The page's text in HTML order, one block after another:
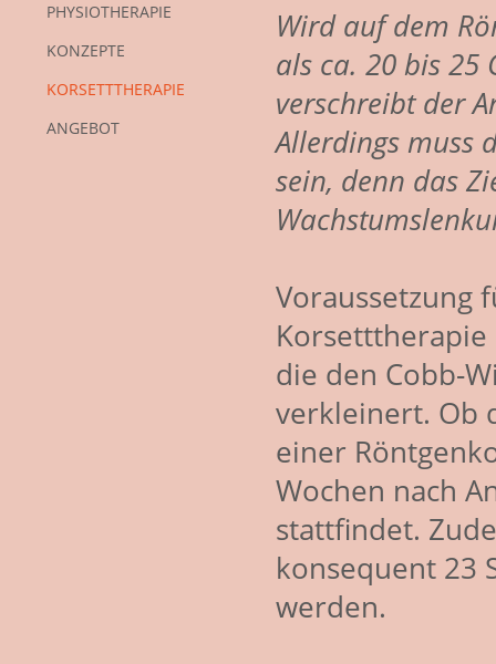
PHYSIOTHERAPIE
KONZEPTE
KORSETTTHERAPIE
ANGEBOT
Wird auf dem
als ca. 20 bis 25
verschreibt der
Allerdings muss
sein, denn das
Voraussetzung
die den Cobb-
verkleinert. Ob
einer
Wochen nach
stattfindet.
konsequent 23
werden.